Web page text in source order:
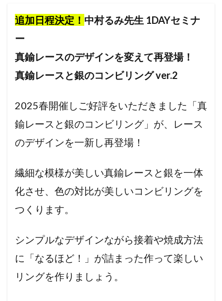
追加日程決定！ 中村るみ先生 1DAYセミナ
ー
真鍮レースのデザインを変えて再登場！
真鍮レースと銀のコンビリング ver.2
2025春開催しご好評をいただきました「真
鍮レースと銀のコンビリング」が、レース
のデザインを一新し再登場！
繊細な模様が美しい真鍮レースと銀を一体
化させ、色の対比が美しいコンビリングを
つくります。
シンプルなデザインながら接着や焼成方法
に「なるほど！」が詰まった作って楽しい
リングを作りましょう。